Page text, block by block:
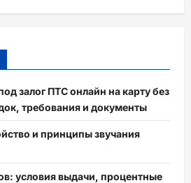
залог ПТС онлайн на карту без
требования и документы
и принципы звучания
условия выдачи, процентные